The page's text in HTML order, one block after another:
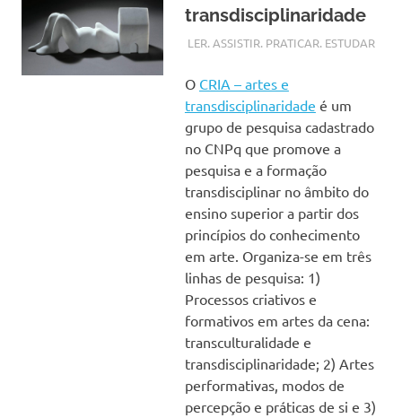
transdisciplinaridade
11 NOVEMBRO, 2017
CRIAARTES
LER. ASSISTIR. PRATICAR. ESTUDAR
O CRIA – artes e
transdisciplinaridade é um
grupo de pesquisa cadastrado
no CNPq que promove a
pesquisa e a formação
transdisciplinar no âmbito do
ensino superior a partir dos
princípios do conhecimento
em arte. Organiza-se em três
linhas de pesquisa: 1)
Processos criativos e
formativos em artes da cena:
transculturalidade e
transdisciplinaridade; 2) Artes
performativas, modos de
percepção e práticas de si e 3)